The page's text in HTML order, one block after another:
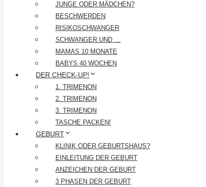
JUNGE ODER MÄDCHEN?
BESCHWERDEN
RISIKOSCHWANGER
SCHWANGER UND …
MAMAS 10 MONATE
BABYS 40 WOCHEN
DER CHECK-UP!
1. TRIMENON
2. TRIMENON
3. TRIMENON
TASCHE PACKEN!
GEBURT
KLINIK ODER GEBURTSHAUS?
EINLEITUNG DER GEBURT
ANZEICHEN DER GEBURT
3 PHASEN DER GEBURT